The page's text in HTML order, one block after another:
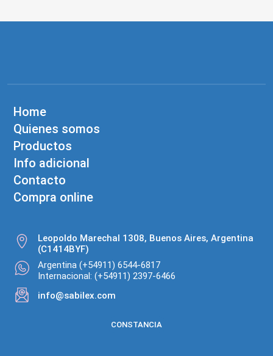
Home
Quienes somos
Productos
Info adicional
Contacto
Compra online
Leopoldo Marechal 1308, Buenos Aires, Argentina
(C1414BYF)
Argentina (+54911) 6544-6817
Internacional: (+54911) 2397-6466
info@sabilex.com
CONSTANCIA